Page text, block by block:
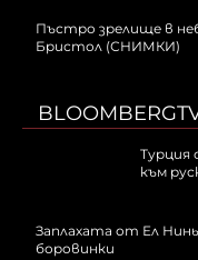
Пъстро зрелище в
Бристол (СНИМКИ)
Турция
към
Заплахата от Ел
боровинки